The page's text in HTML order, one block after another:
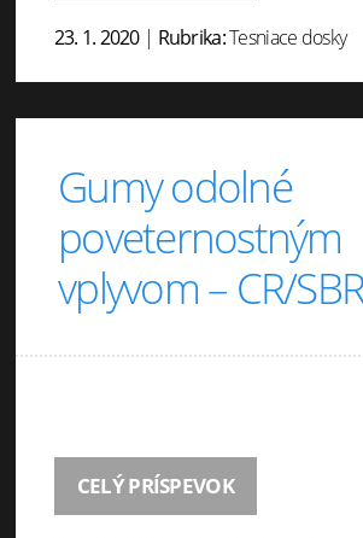
23. 1. 2020 | Rubrika:Tesniace dosky
Gumy odolné
poveternostným
vplyvom – CR/
CELÝ PRÍSPEVOK